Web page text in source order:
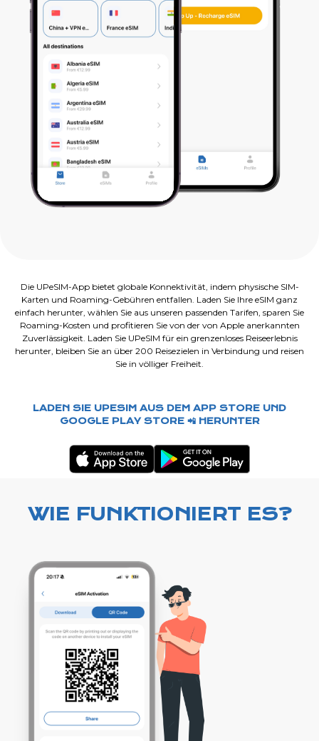
Die UPeSIM-App bietet globale Konnektivität, indem physische SIM-
Karten und Roaming-Gebühren entfallen. Laden Sie Ihre eSIM ganz
einfach herunter, wählen Sie aus unseren passenden Tarifen, sparen Sie
Roaming-Kosten und profitieren Sie von der von Apple anerkannten
Zuverlässigkeit. Laden Sie UPeSIM für ein grenzenloses Reiseerlebnis
herunter, bleiben Sie an über 200 Reisezielen in Verbindung und reisen
Sie in völliger Freiheit.
LADEN SIE UPESIM AUS DEM APP STORE UND
GOOGLE PLAY STORE 📲 HERUNTER
WIE FUNKTIONIERT ES?